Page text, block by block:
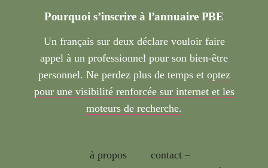
Pourquoi s’inscrire à l’annuaire PBE
Un français sur deux déclare vouloir faire
appel à un professionnel pour son bien-être
personnel. Ne perdez plus de temps et optez
pour une visibilité renforcée sur internet et les
moteurs de recherche.
à propos
contact –